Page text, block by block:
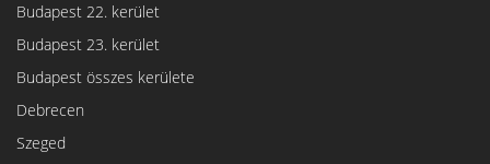
Budapest 22. kerület
Budapest 23. kerület
Budapest összes kerülete
Debrecen
Szeged